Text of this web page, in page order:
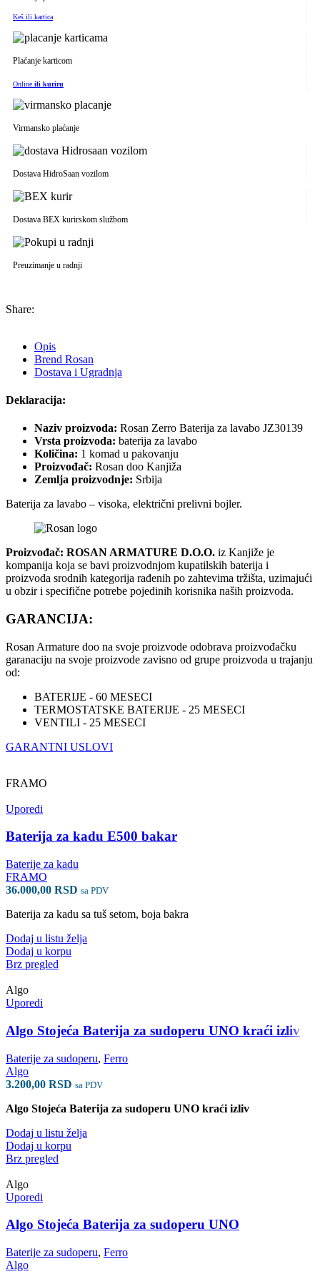
Keš ili kartica
Plaćanje karticom
Online ili kuriru
Virmansko plaćanje
Dostava HidroSaan vozilom
Dostava BEX kurirskom službom
Preuzimanje u radnji
Share:
Opis
Brend Rosan
Dostava i Ugradnja
Deklaracija:
Naziv proizvoda: Rosan Zerro Baterija za lavabo JZ30139
Vrsta proizvoda: baterija za lavabo
Količina: 1 komad u pakovanju
Proizvođač: Rosan doo Kanjiža
Zemlja proizvodnje: Srbija
Baterija za lavabo – visoka, električni prelivni bojler.
Proizvođač: ROSAN ARMATURE D.O.O. iz Kanjiže je
kompanija koja se bavi proizvodnjom kupatilskih baterija i
proizvoda srodnih kategorija rađenih po zahtevima tržišta, uzimajući
u obzir i specifične potrebe pojedinih korisnika naših proizvoda.
GARANCIJA:
Rosan Armature doo na svoje proizvode odobrava proizvođačku
garanaciju na svoje proizvode zavisno od grupe proizvoda u trajanju
od:
BATERIJE - 60 MESECI
TERMOSTATSKE BATERIJE - 25 MESECI
VENTILI - 25 MESECI
GARANTNI USLOVI
FRAMO
Uporedi
Baterija za kadu E500 bakar
Baterije za kadu
FRAMO
36.000,00 RSD sa PDV
Baterija za kadu sa tuš setom, boja bakra
Dodaj u listu želja
Dodaj u korpu
Brz pregled
Algo
Uporedi
Algo Stojeća Baterija za sudoperu UNO kraći izliv
Baterije za sudoperu, Ferro
Algo
3.200,00 RSD sa PDV
Algo Stojeća Baterija za sudoperu UNO kraći izliv
Dodaj u listu želja
Dodaj u korpu
Brz pregled
Algo
Uporedi
Algo Stojeća Baterija za sudoperu UNO
Baterije za sudoperu, Ferro
Algo